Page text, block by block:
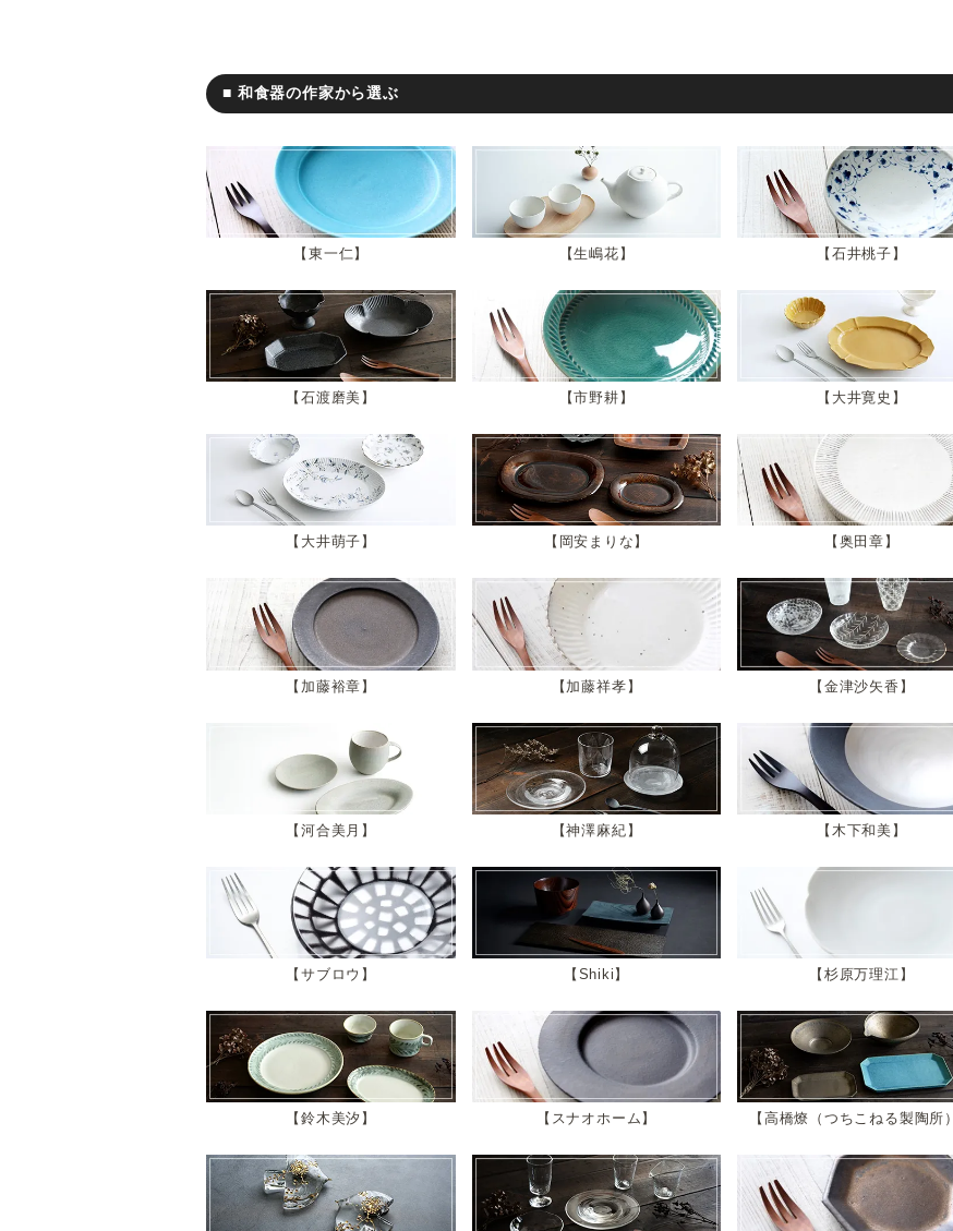
■ 和食器の作家から選ぶ
東一仁 生嶋花 石井桃子
石渡磨美 市野耕 大井寛史
大井萌子 岡安まりな 奥田章
加藤裕章 加藤祥孝 金津沙矢香
河合美月 神澤麻紀 木下和美
サブロウ Shiki 杉原万理江
鈴木美汐 スナオホーム 高橋燎（つちこねる製陶所）